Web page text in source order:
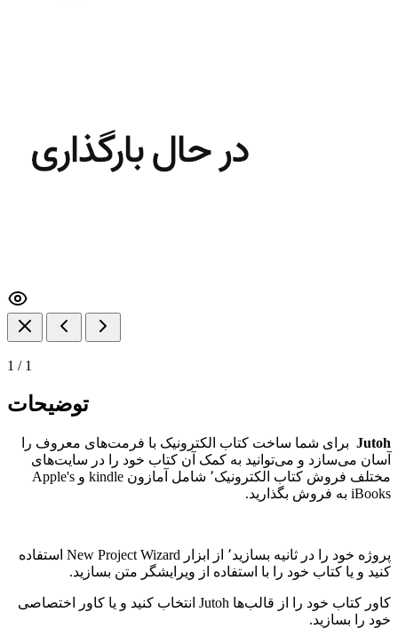
1 / 1
توضیحات
Jutoh برای شما ساخت کتاب الکترونیک با فرمت‌های معروف را
آسان می‌سازد و می‌توانید به کمک آن کتاب خود را در سایت‌های
مختلف فروش کتاب الکترونیک٬ شامل آمازون kindle و Apple's
iBooks به فروش بگذارید.
پروژه خود را در ثانیه بسازید٬ از ابزار New Project Wizard استفاده
کنید و یا کتاب خود را با استفاده از ویرایشگر متن بسازید.
کاور کتاب خود را از قالب‌ها Jutoh انتخاب کنید و یا کاور اختصاصی
خود را بسازید.